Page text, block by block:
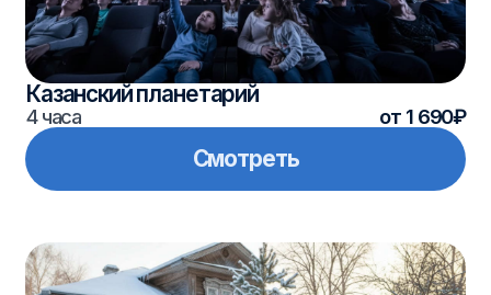
Камское Устье (виноградник, музей, гора
Лобач)
10 часов от 2 640₽